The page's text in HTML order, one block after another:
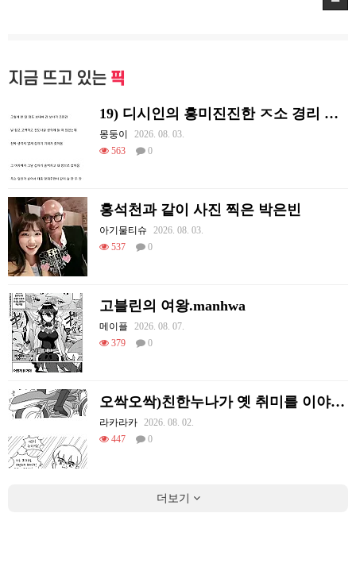
지금 뜨고 있는 픽
19) 디시인의 흥미진진한 ㅈ소 경리 ㄸ먹은 썰
몽둥이
2026. 08. 03.
563
0
홍석천과 같이 사진 찍은 박은빈
아기물티슈
2026. 08. 03.
537
0
고블린의 여왕.manhwa
메이플
2026. 08. 07.
379
0
오싹오싹)친한누나가 옛 취미를 이야기하는 만화.manhwa
라카라카 2026. 08. 02.
447
0
더보기